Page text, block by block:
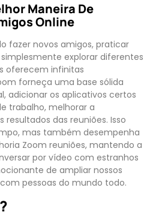
Maneira De
Online
fazer novos amigos, praticar
explorar diferentes
oferecem infinitas
forneça uma base sólida
adicionar os aplicativos certos
trabalho, melhorar a
das reuniões. Isso
mas também desempenha
Zoom reuniões, mantendo a
por vídeo com estranhos
de ampliar nossos
pessoas do mundo todo.